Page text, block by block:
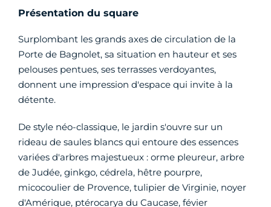
Présentation du square
Surplombant les grands axes de circulation de la
Porte de Bagnolet, sa situation en hauteur et ses
pelouses pentues, ses terrasses verdoyantes,
donnent une impression d'espace qui invite à la
détente.
De style néo-classique, le jardin s'ouvre sur un
rideau de saules blancs qui entoure des essences
variées d'arbres majestueux : orme pleureur, arbre
de Judée, ginkgo, cédrela, hêtre pourpre,
micocoulier de Provence, tulipier de Virginie, noyer
d'Amérique, ptérocarya du Caucase, févier